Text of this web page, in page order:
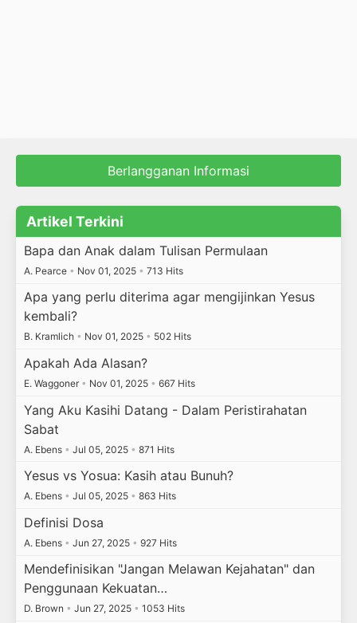
Berlangganan Informasi
Artikel Terkini
Bapa dan Anak dalam Tulisan Permulaan
A. Pearce • Nov 01, 2025 • 713 Hits
Apa yang perlu diterima agar mengijinkan Yesus
kembali?
B. Kramlich • Nov 01, 2025 • 502 Hits
Apakah Ada Alasan?
E. Waggoner • Nov 01, 2025 • 667 Hits
Yang Aku Kasihi Datang - Dalam Peristirahatan
Sabat
A. Ebens • Jul 05, 2025 • 871 Hits
Yesus vs Yosua: Kasih atau Bunuh?
A. Ebens • Jul 05, 2025 • 863 Hits
Definisi Dosa
A. Ebens • Jun 27, 2025 • 927 Hits
Mendefinisikan "Jangan Melawan Kejahatan" dan
Penggunaan Kekuatan…
D. Brown • Jun 27, 2025 • 1053 Hits